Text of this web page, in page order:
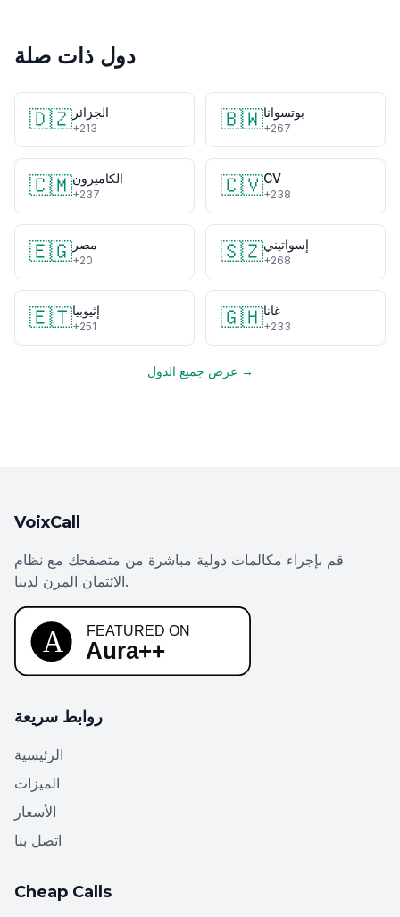
دول ذات صلة
🇩🇿 الجزائر
+213 🇧🇼بوتسوانا
+267
🇨🇲الكاميرون
+237 🇨🇻CV
+238
🇪🇬 مصر
+20 🇸🇿إسواتيني
+268
🇪🇹إثيوبيا
+251 🇬🇭غانا
+233
عرض جميع الدول →
VoixCall
قم بإجراء مكالمات دولية مباشرة من متصفحك مع نظام
الائتمان المرن لدينا.
روابط سريعة
الرئيسية
الميزات
الأسعار
اتصل بنا
Cheap Calls